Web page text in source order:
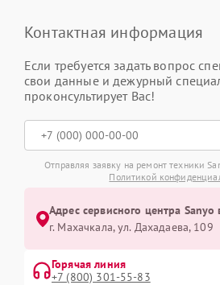
Контактная информация
Если требуется задать вопрос
свои данные и дежурный
проконсультирует Вас!
Отправляя заявку на ремонт техники
Политикой
Адрес сервисного центра Sanyo
г. Махачкала, ул. Дахадаева, 109
Горячая линия
+7 (800) 301-55-83